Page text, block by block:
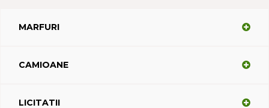
MARFURI
CAMIOANE
LICITATII